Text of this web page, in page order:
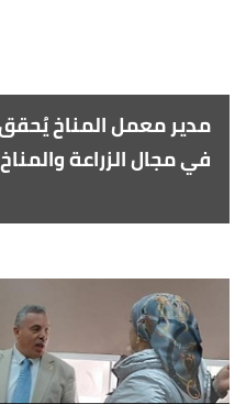
مدير معمل المناخ يُحقق
في مجال الزراعة والمناخ